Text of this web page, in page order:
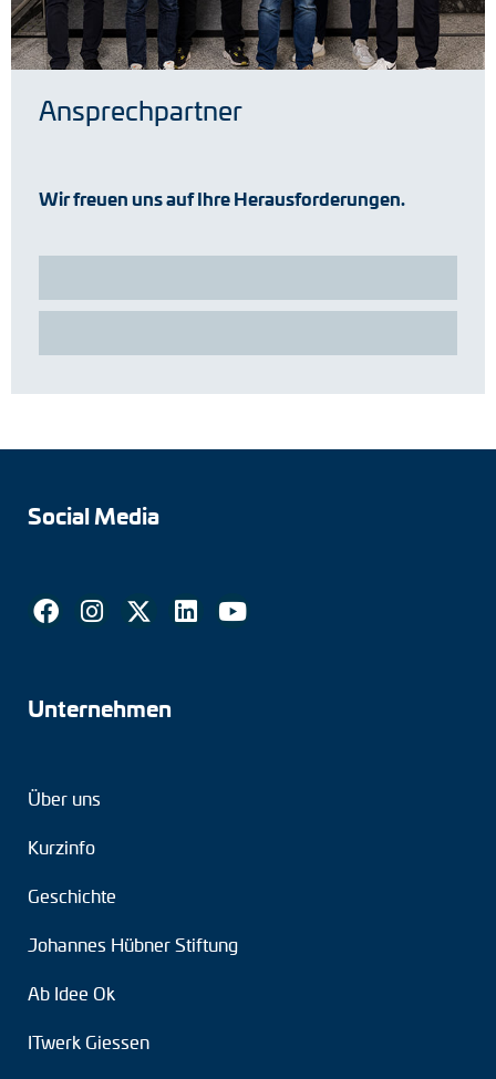
Ansprechpartner
Wir freuen uns auf Ihre Herausforderungen.
Social Media
Unternehmen
Über uns
Kurzinfo
Geschichte
Johannes Hübner Stiftung
Ab Idee Ok
ITwerk Giessen